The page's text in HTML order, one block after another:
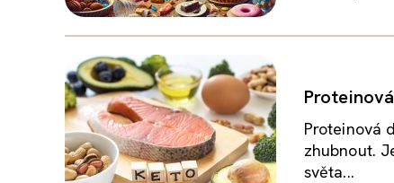
Proteinová
zhubnout.
světa...